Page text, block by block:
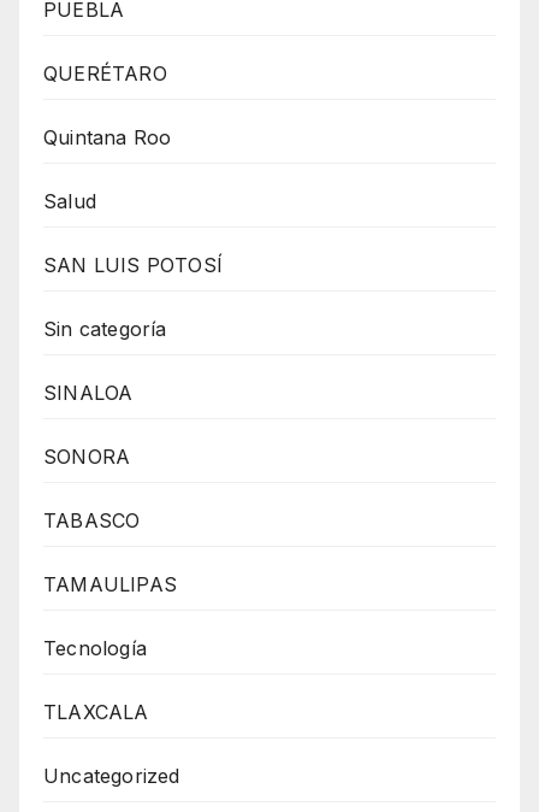
PUEBLA
QUERÉTARO
Quintana Roo
Salud
SAN LUIS POTOSÍ
Sin categoría
SINALOA
SONORA
TABASCO
TAMAULIPAS
Tecnología
TLAXCALA
Uncategorized